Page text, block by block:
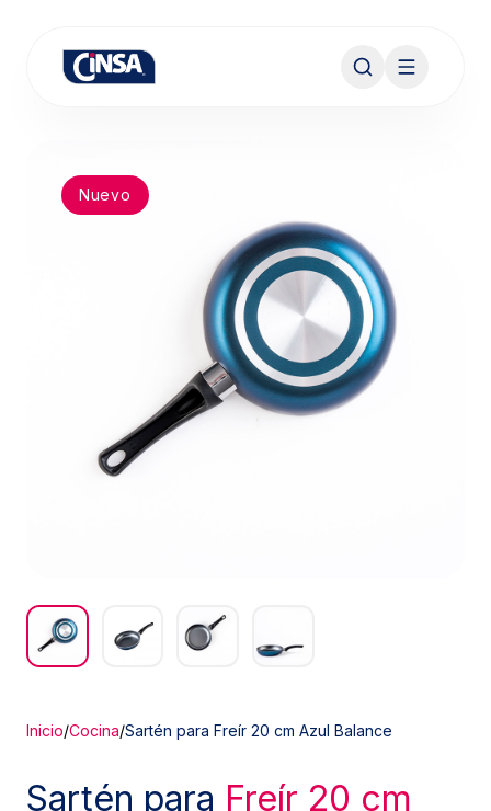
Nuevo
Inicio/Cocina/Sartén para Freír 20 cm Azul Balance
Sartén para Freír 20 cm